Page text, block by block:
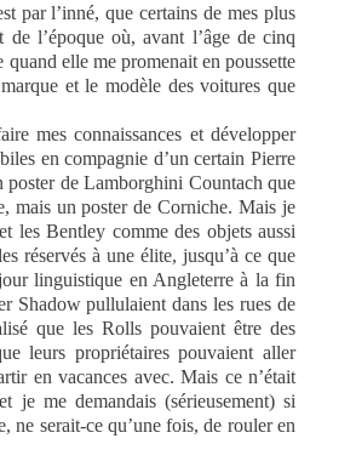
par l’inné, que certains de mes plus
de l’époque où, avant l’âge de cinq
quand elle me promenait en poussette
et le modèle des voitures que
mes connaissances et développer
en compagnie d’un certain Pierre
poster de Lamborghini Countach que
mais un poster de Corniche. Mais je
les Bentley comme des objets aussi
réservés à une élite, jusqu’à ce que
linguistique en Angleterre à la fin
Shadow pullulaient dans les rues de
que les Rolls pouvaient être des
leurs propriétaires pouvaient aller
en vacances avec. Mais ce n’était
je me demandais (sérieusement) si
ne serait-ce qu’une fois, de rouler en